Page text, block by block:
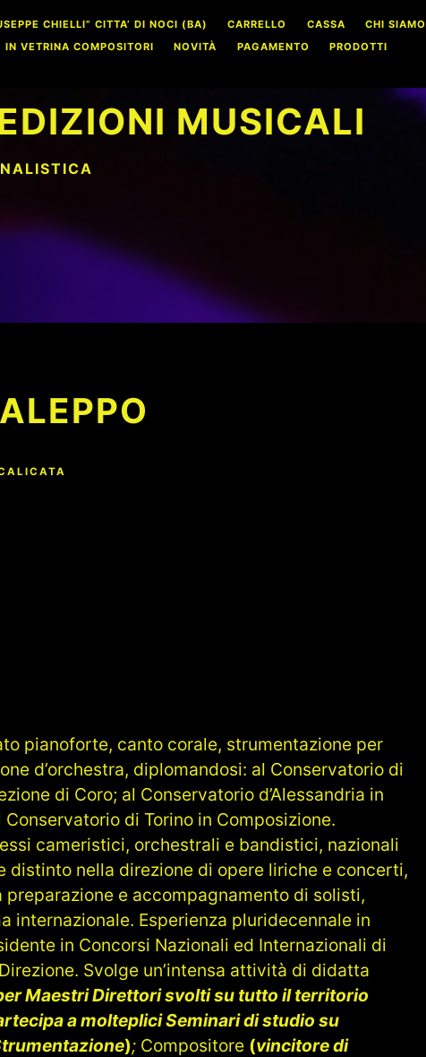
CHIELLI” CITTA’ DI NOCI (BA) CARRELLO CASSA CHI SIAMO
IN VETRINA COMPOSITORI NOVITÀ PAGAMENTO
PRODOTTI
MUSICALI
pianoforte, canto corale, strumentazione per
d’orchestra, diplomandosi: al Conservatorio di
di Coro; al Conservatorio d’Alessandria in
di Torino in Composizione.
cameristici, orchestrali e bandistici, nazionali
distinto nella direzione di opere liriche e concerti,
e accompagnamento di solisti,
internazionale. Esperienza pluridecennale in
in Concorsi Nazionali ed Internazionali di
Svolge un’intensa attività di didatta
Maestri Direttori svolti su tutto il territorio
a molteplici Seminari di studio su
);Compositore (vincitore di